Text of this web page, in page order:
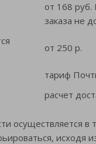
от 168 руб.
заказа не
от 250 р.
тариф
расчет
осуществляется
исходя